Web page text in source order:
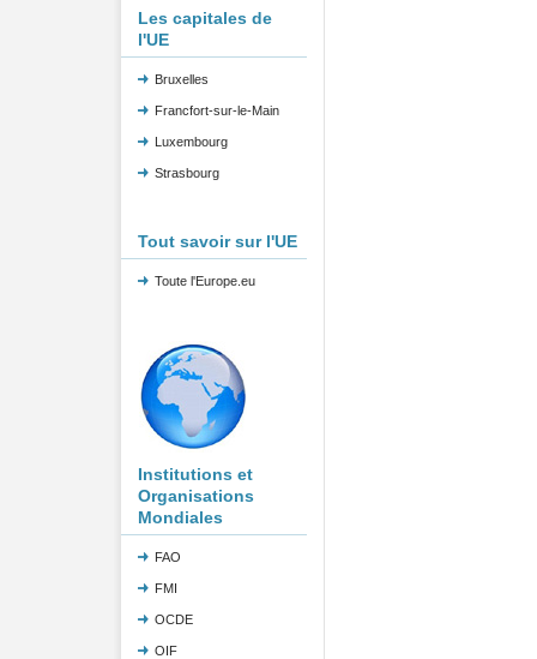
Les capitales de
l'UE
Bruxelles
Francfort-sur-le-Main
Luxembourg
Strasbourg
Tout savoir sur l'UE
Toute l'Europe.eu
Institutions et
Organisations
Mondiales
FAO
FMI
OCDE
OIF